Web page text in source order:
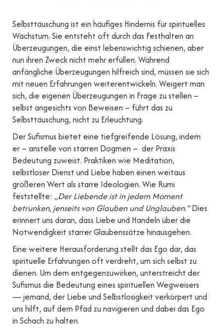
Selbsttäuschung ist ein häufiges Hindernis für spirituelles
Wachstum. Sie entsteht oft durch das Festhalten an
Überzeugungen, die einst lebenswichtig schienen, aber
nun ihren Zweck nicht mehr erfüllen. Während
anfängliche Überzeugungen hilfreich sind, müssen sie sich
mit neuen Erfahrungen weiterentwickeln. Weigert man
sich, die eigenen Überzeugungen in Frage zu stellen –
selbst angesichts von Beweisen – führt das zu
Selbsttäuschung, nicht zu Erleuchtung.
Der Sufismus bietet eine tiefgreifende Lösung, indem
er – anstelle von starren Dogmen – der Praxis
Bedeutung zuweist. Praktiken wie Meditation,
selbstloser Dienst und Liebe haben einen weitaus
größeren Wert als starre Ideologien. Wie Rumi
feststellte: „Der Liebende ist in jedem Moment
betrunken, jenseits von Glauben und Unglauben.”Dies
erinnert uns daran, dass Liebe und Handeln über die
Notwendigkeit starrer Glaubenssätze hinausgehen.
Eine weitere Herausforderung stellt das Ego dar, das
spirituelle Erfahrungen oft verdreht, um sich selbst zu
dienen. Um dem entgegenzuwirken, unterstreicht der
Sufismus die Bedeutung eines spirituellen Wegweisers
— jemand, der Liebe und Selbstlosigkeit verkörpert und
uns hilft, auf dem Pfad zu navigieren und dabei das Ego
in Schach zu halten.